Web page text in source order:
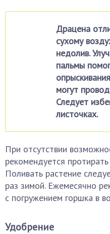
Драцена
сухому
недолив.
пальмы
могут
Следует
листочках.
При отсутствии
рекомендуется
Поливать растение
раз зимой. Ежемесячно
с погружением горшка в
Удобрение